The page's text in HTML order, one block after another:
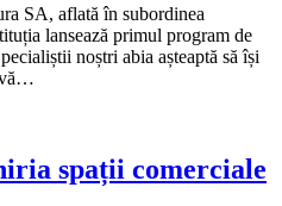
SA, aflată în subordinea
lansează primul program de
noștri abia așteaptă să își
vă…
spații comerciale